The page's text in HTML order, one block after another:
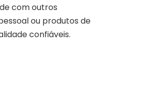
com outros
ou produtos de
confiáveis.